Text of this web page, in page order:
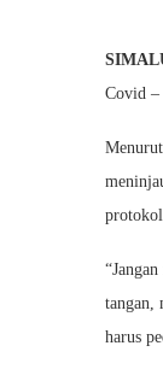
Covid –
protokol
tangan,
harus